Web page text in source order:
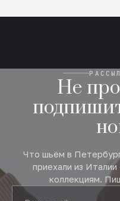
Не
Что шьём в
приехали из
коллекциям.